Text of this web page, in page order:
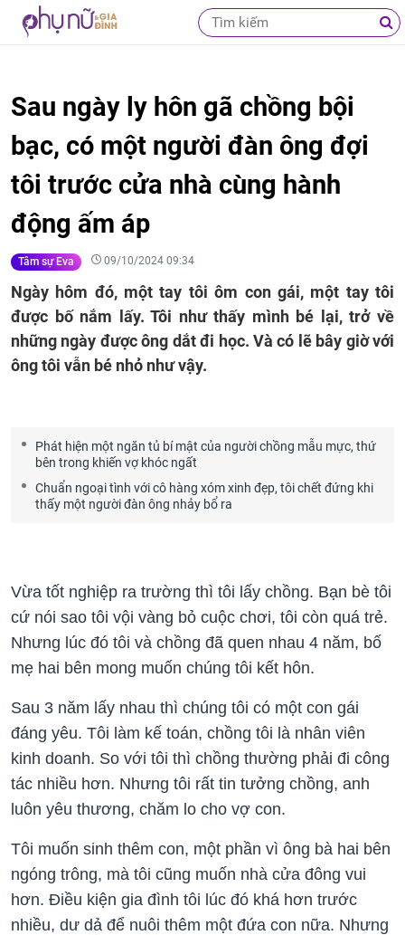
Sau ngày ly hôn gã chồng bội
bạc, có một người đàn ông đợi
tôi trước cửa nhà cùng hành
động ấm áp
Tâm sự Eva 09/10/2024 09:34
Ngày hôm đó, một tay tôi ôm con gái, một tay tôi
được bố nắm lấy. Tôi như thấy mình bé lại, trở về
những ngày được ông dắt đi học. Và có lẽ bây giờ với
ông tôi vẫn bé nhỏ như vậy.
Phát hiện một ngăn tủ bí mật của người chồng mẫu mực, thứ
bên trong khiến vợ khóc ngất
Chuẩn ngoại tình với cô hàng xóm xinh đẹp, tôi chết đứng khi
thấy một người đàn ông nhảy bổ ra
Vừa tốt nghiệp ra trường thì tôi lấy chồng. Bạn bè tôi
cứ nói sao tôi vội vàng bỏ cuộc chơi, tôi còn quá trẻ.
Nhưng lúc đó tôi và chồng đã quen nhau 4 năm, bố
mẹ hai bên mong muốn chúng tôi kết hôn.
Sau 3 năm lấy nhau thì chúng tôi có một con gái
đáng yêu. Tôi làm kế toán, chồng tôi là nhân viên
kinh doanh. So với tôi thì chồng thường phải đi công
tác nhiều hơn. Nhưng tôi rất tin tưởng chồng, anh
luôn yêu thương, chăm lo cho vợ con.
Tôi muốn sinh thêm con, một phần vì ông bà hai bên
ngóng trông, mà tôi cũng muốn nhà cửa đông vui
hơn. Điều kiện gia đình tôi lúc đó khá hơn trước
nhiều, dư dả để nuôi thêm một đứa con nữa. Nhưng